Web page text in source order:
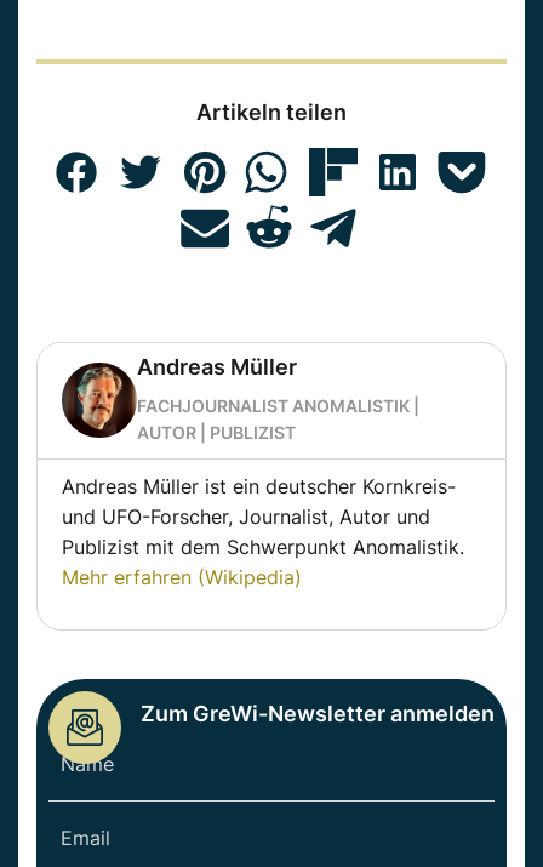
Artikeln teilen
Andreas Müller
FACHJOURNALIST ANOMALISTIK |
AUTOR | PUBLIZIST
Andreas Müller ist ein deutscher Kornkreis-
und UFO-Forscher, Journalist, Autor und
Publizist mit dem Schwerpunkt Anomalistik.
Mehr erfahren (Wikipedia)
Zum GreWi-Newsletter anmelden